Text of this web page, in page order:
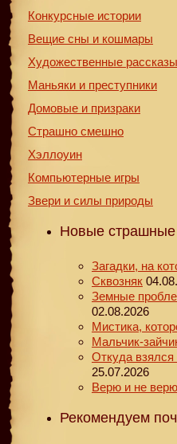
Конкурсные истории
Вещие сны и кошмары
Художественные рассказы
Маньяки и преступники
Домовые и призраки
Страшно смешно
Хэллоуин
Компьютерные игры
Звери и силы природы
Новые страшные
Загадки, на
Сквозняк
Земные
02.08.2026
Мистика,
Мальчик-
Откуда взялся
25.07.2026
Верю и не
Рекомендуем